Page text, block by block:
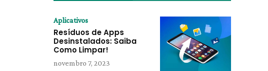
Aplicativos
Resíduos de Apps
Desinstalados: Saiba
Como Limpar!
novembro 7, 2023